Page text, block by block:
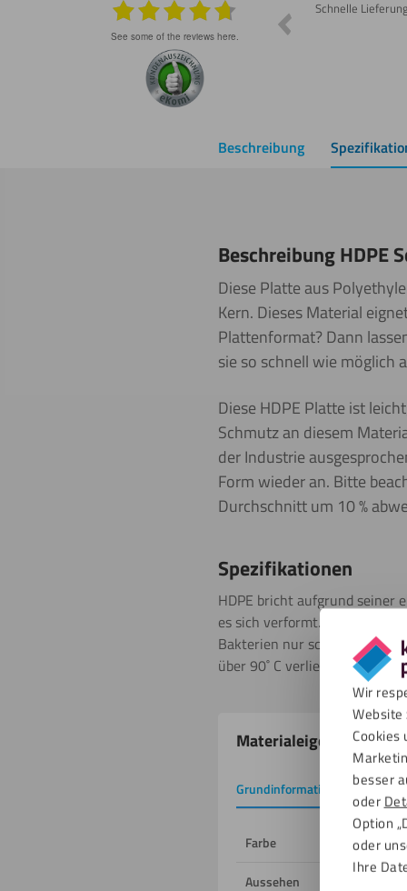
Wir
Website
besser
oder
Option
oder
Ihre
see some of the reviews here.
Prompte Lieferung Material war wie
besprochen gut Lässt sich schneiden und
Schnelle
Beschreibung
Beschreibung HDPE
Diese Platte aus
Kern. Dieses Material
Plattenformat? Dann
sie so schnell wie möglich
Diese HDPE Platte ist
Schmutz an diesem
der Industrie
Form wieder an. Bitte
Durchschnitt um 10 %
Spezifikationen
HDPE bricht aufgrund seiner
es sich verformt. Was High
Bakterien nur schwer an der
über 90˚ C verliert es an
Produkteigenschaften
Materialeigenschaften
Grundinformation
Farbe
Aussehen